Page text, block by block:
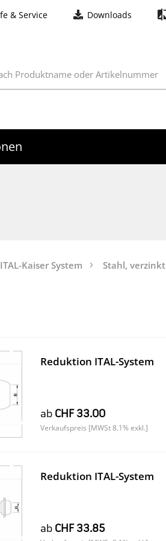
& Service Downloads
ITAL-Kaiser System Stahl, verzinkt
Reduktion ITAL-System
ab CHF 33.00
Verkaufspreis [MWSt 8.1% exkl.]
Reduktion ITAL-System
ab CHF 33.85